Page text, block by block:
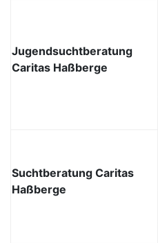
Jugendsuchtberatung
Caritas Haßberge
Suchtberatung Caritas
Haßberge